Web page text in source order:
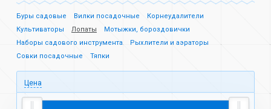
Буры садовые Вилки посадочные
Корнеудалители
Культиваторы
Лопаты
Мотыжки, бороздовички
Наборы садового инструмента
Рыхлители и аэраторы
Совки посадочные
Тяпки
Цена